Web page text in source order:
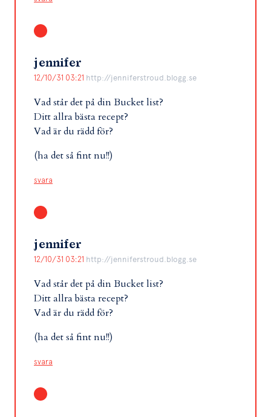
jennifer
12/10/31 03:21 http://jenniferstroud.blogg.se
Vad står det på din Bucket list?
Ditt allra bästa recept?
Vad är du rädd för?
(ha det så fint nu!!)
svara
jennifer
12/10/31 03:21 http://jenniferstroud.blogg.se
Vad står det på din Bucket list?
Ditt allra bästa recept?
Vad är du rädd för?
(ha det så fint nu!!)
svara